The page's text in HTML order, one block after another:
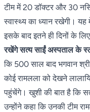
टीम में 20 डॉक्टर और 30
स्वास्थ्य का ध्यान रखेगी। यह
इसके बाद इतने ही दिनों के
रखेंगे सत्य साईं अस्पताल के
कि 500 साल बाद भगवान
कोई रामलला को देखने
पहुंचेंगे। खुशी की बात है कि
उन्होंने कहा कि उनकी टीम